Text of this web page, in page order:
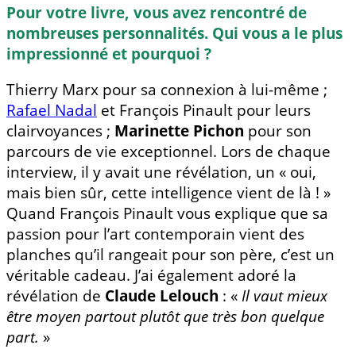
Pour votre livre, vous avez rencontré de
nombreuses personnalités. Qui vous a le plus
impressionné et pourquoi ?
Thierry Marx pour sa connexion à lui-même ;
Rafael Nadal et François Pinault pour leurs
clairvoyances ; Marinette Pichon pour son
parcours de vie exceptionnel. Lors de chaque
interview, il y avait une révélation, un « oui,
mais bien sûr, cette intelligence vient de là ! »
Quand François Pinault vous explique que sa
passion pour l’art contemporain vient des
planches qu’il rangeait pour son père, c’est un
véritable cadeau. J’ai également adoré la
révélation de Claude Lelouch : «Il vaut mieux
être moyen partout plutôt que très bon quelque
part. »